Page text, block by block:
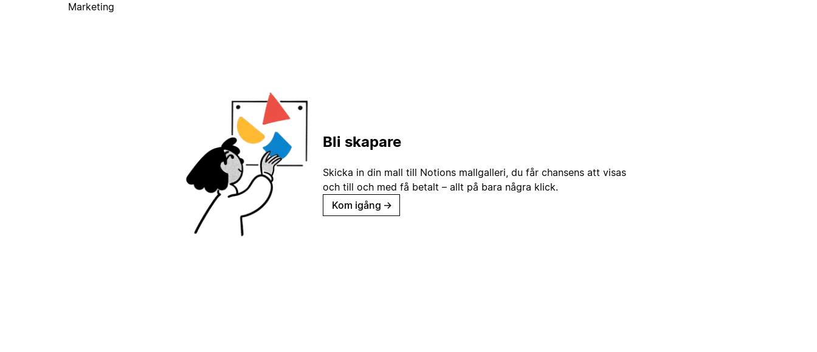
Marketing
Bli skapare
Skicka in din mall till Notions mallgalleri, du får chansens att visas
och till och med få betalt – allt på bara några klick.
Kom igång →